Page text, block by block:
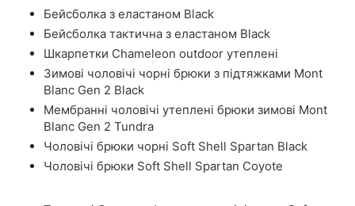
Бейсболка з еластаном Black
Бейсболка тактична з еластаном Black
Шкарпетки Chameleon outdoor утеплені
Зимові чоловічі чорні брюки з підтяжками Mont
Blanc Gen 2 Black
Мембранні чоловічі утеплені брюки зимові Mont
Blanc Gen 2 Tundra
Чоловічі брюки чорні Soft Shell Spartan Black
Чоловічі брюки Soft Shell Spartan Coyote